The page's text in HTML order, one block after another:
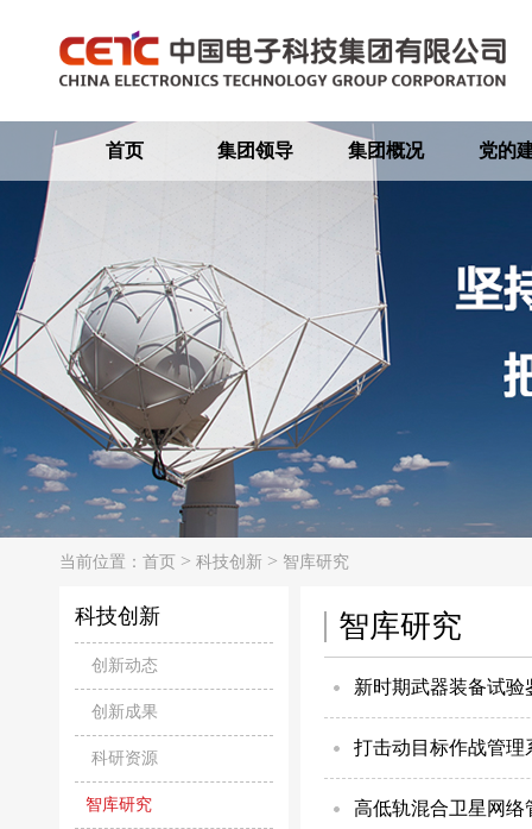
首页 集团领导 集团概况 党的
当前位置： 首页 > 科技创新 > 智库研究
科技创新
创新动态
创新成果
科研资源
智库研究
智库研究
新时期武器装备试验
打击动目标作战管理
高低轨混合卫星网络